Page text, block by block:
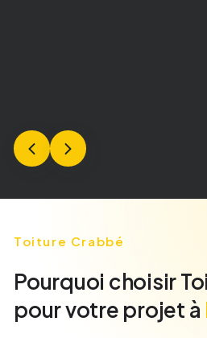
Toiture Crabbé
Pourquoi choisir
pour votre projet à